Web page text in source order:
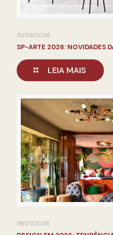
31/03/2026
SP-ARTE 2026: NOVIDADES
LEIA MAIS
19/01/2026